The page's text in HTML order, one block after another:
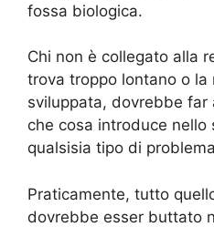
fossa biologica.
Chi non è collegato alla
trova troppo lontano o la
sviluppata, dovrebbe far
che cosa introduce nello
qualsisia tipo di
Praticamente, tutto
dovrebbe esser buttato